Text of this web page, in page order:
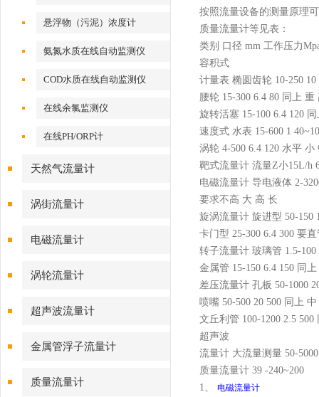
悬浮物（污泥）浓度计
氨氮水质在线自动监测仪
COD水质在线自动监测仪
在线余氯监测仪
在线PH/ORP计
天然气流量计
涡街流量计
电磁流量计
涡轮流量计
超声波流量计
金属管浮子流量计
质量流量计
按照流量设备的测量原理
质量流量计等见表：
类别 口径 mm 工作压力
容积式
计量表 椭圆齿轮 10-250
腰轮 15-300 6.4 80 同上
旋转活塞 15-100 6.4 120
速度式 水表 15-600 1
涡轮 4-500 6.4 120 水平
靶式流量计 流量Z小15L/h
电磁流量计 导电液体 2-
要求不高 大 高 长
旋涡流量计 旋进型 50-
卡门型 25-300 6.4 300 要
转子流量计 玻璃管 1.5-
金属管 15-150 6.4 150 同
差压流量计 孔板 50-1000
喷嘴 50-500 20 500 同上
文丘利管 100-1200 2.5
超声波
流量计 大流量测量 50-
质量流量计 39 -240~200
1、 电磁流量计